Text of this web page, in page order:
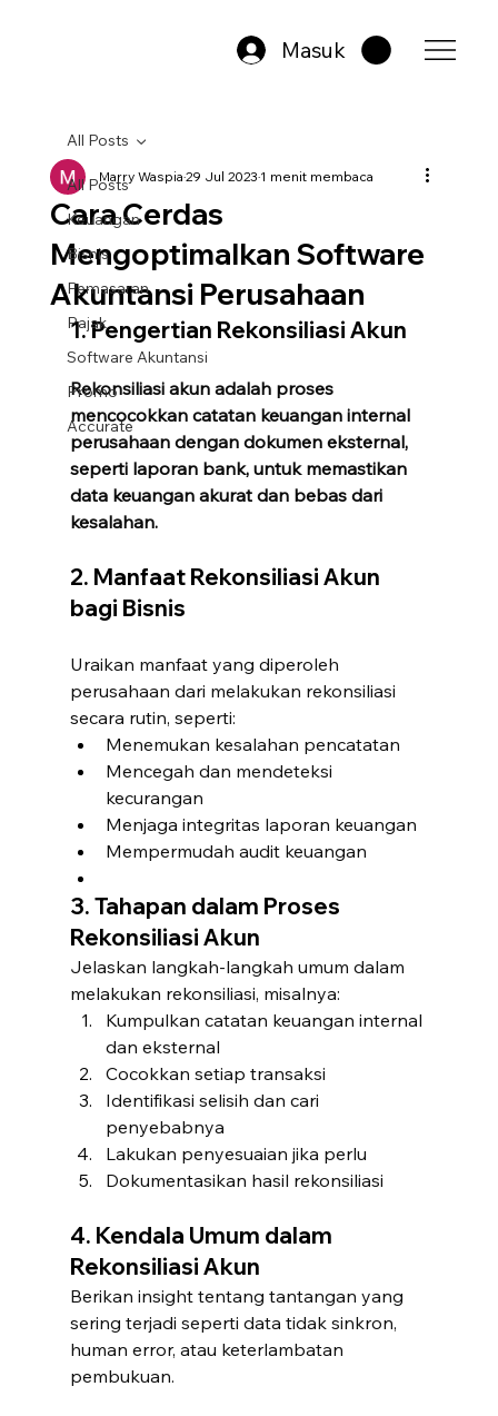
Masuk
All Posts
Keuangan
Bisnis
Pemasaran
Pajak
Software Akuntansi
Promo
Accurate
All Posts
Cara Cerdas
Mengoptimalkan Software
Akuntansi Perusahaan
Marry Waspia29 Jul 20231 menit membaca
1. Pengertian Rekonsiliasi Akun
Rekonsiliasi akun adalah proses
mencocokkan catatan keuangan internal
perusahaan dengan dokumen eksternal,
seperti laporan bank, untuk memastikan
data keuangan akurat dan bebas dari
kesalahan.
2. Manfaat Rekonsiliasi Akun
bagi Bisnis
Uraikan manfaat yang diperoleh
perusahaan dari melakukan rekonsiliasi
secara rutin, seperti:
Menemukan kesalahan pencatatan
Mencegah dan mendeteksi
kecurangan
Menjaga integritas laporan keuangan
Mempermudah audit keuangan
3. Tahapan dalam Proses
Rekonsiliasi Akun
Jelaskan langkah-langkah umum dalam
melakukan rekonsiliasi, misalnya:
Kumpulkan catatan keuangan internal
dan eksternal
Cocokkan setiap transaksi
Identifikasi selisih dan cari
penyebabnya
Lakukan penyesuaian jika perlu
Dokumentasikan hasil rekonsiliasi
4. Kendala Umum dalam
Rekonsiliasi Akun
Berikan insight tentang tantangan yang
sering terjadi seperti data tidak sinkron,
human error, atau keterlambatan
pembukuan.